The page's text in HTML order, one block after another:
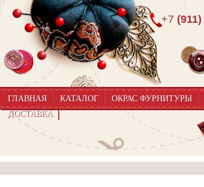
+7 (911)
ГЛАВНАЯ КАТАЛОГ ОКРАС ФУРНИТУРЫ
ДОСТАВКА